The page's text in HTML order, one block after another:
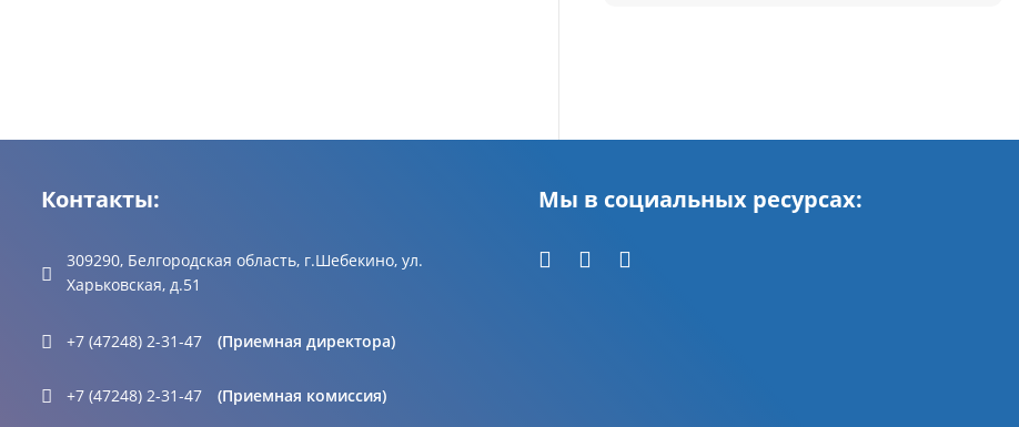
Контакты:
309290, Белгородская область, г.Шебекино, ул.
Харьковская, д.51
+7 (47248) 2-31-47 (Приемная директора)
+7 (47248) 2-31-47 (Приемная комиссия)
Мы в социальных ресурсах: